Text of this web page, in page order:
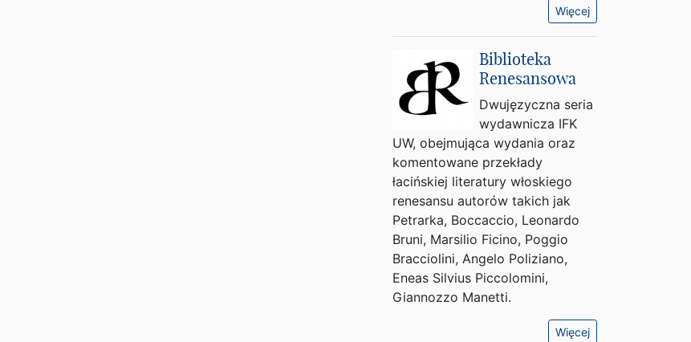
Więcej
Biblioteka
Renesansowa
Dwujęzyczna seria
wydawnicza IFK
UW, obejmująca wydania oraz
komentowane przekłady
łacińskiej literatury włoskiego
renesansu autorów takich jak
Petrarka, Boccaccio, Leonardo
Bruni, Marsilio Ficino, Poggio
Bracciolini, Angelo Poliziano,
Eneas Silvius Piccolomini,
Giannozzo Manetti.
Więcej